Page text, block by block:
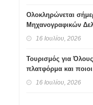
Ολοκληρώνεται
Μηχανογραφικών
16 Ιουλίου, 2026
Τουρισμός για
πλατφόρμα και
16 Ιουλίου, 2026